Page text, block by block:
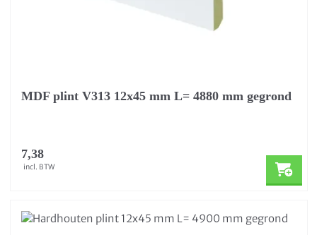
MDF plint V313 12x45 mm L= 4880 mm gegrond
7,38
incl. BTW